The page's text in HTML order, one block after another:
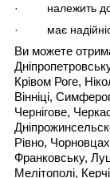
· належить до
· має
Ви можете
Крівом Роге,
Вінніці,
Чернігове,
Рівно,
Франковську,
Мелітополі,